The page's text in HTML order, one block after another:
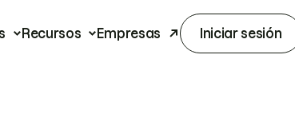
Recursos Empresas Iniciar sesión